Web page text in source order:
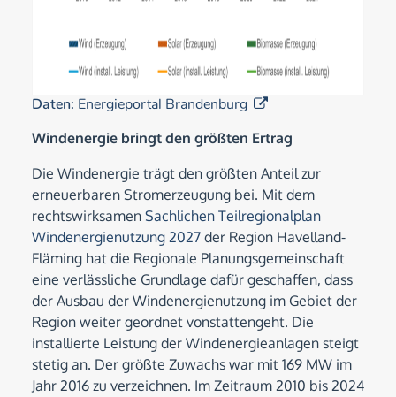
Daten: Energieportal Brandenburg
Windenergie bringt den größten Ertrag
Die Windenergie trägt den größten Anteil zur
erneuerbaren Stromerzeugung bei. Mit dem
rechtswirksamen Sachlichen Teilregionalplan
Windenergienutzung 2027 der Region Havelland-
Fläming hat die Regionale Planungsgemeinschaft
eine verlässliche Grundlage dafür geschaffen, dass
der Ausbau der Windenergienutzung im Gebiet der
Region weiter geordnet vonstattengeht. Die
installierte Leistung der Windenergieanlagen steigt
stetig an. Der größte Zuwachs war mit 169 MW im
Jahr 2016 zu verzeichnen. Im Zeitraum 2010 bis 2024